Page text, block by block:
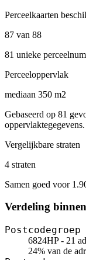
Perceelkaarten
87 van 88
81 unieke
Perceeloppervlak
mediaan 350 m2
Gebaseerd op 81
oppervlaktegegevens.
Vergelijkbare straten
4 straten
Samen goed voor
Verdeling
Postcodegroep
6824HP - 21
24% van de